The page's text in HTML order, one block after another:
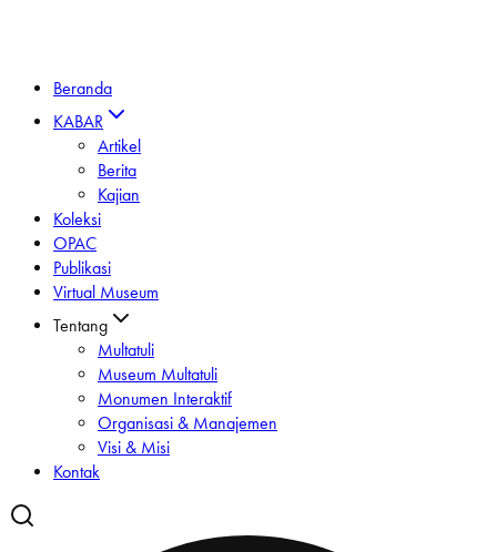
Beranda
KABAR
Artikel
Berita
Kajian
Koleksi
OPAC
Publikasi
Virtual Museum
Tentang
Multatuli
Museum Multatuli
Monumen Interaktif
Organisasi & Manajemen
Visi & Misi
Kontak